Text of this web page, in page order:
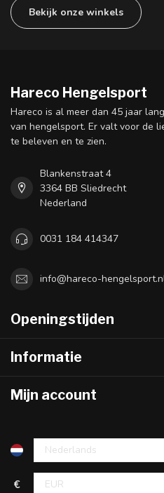
Bekijk onze winkels
Hareco Hengelsport
Hareco is al meer dan 45 jaar
van hengelsport. Er valt voor de
te beleven en te zien.
Blankenstraat 4
3364 BB Sliedrecht
Nederland
0031 184 414347
info@hareco-
Openingstijden
Informatie
Mijn account
€